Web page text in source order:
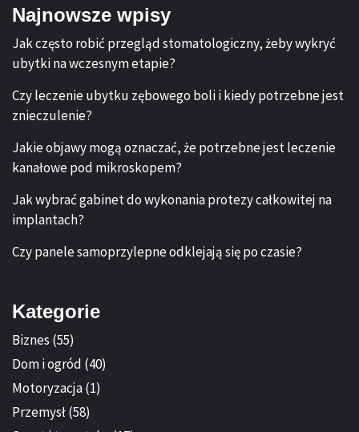
Najnowsze wpisy
Jak często robić przegląd stomatologiczny, żeby wykryć
ubytki na wczesnym etapie?
Czy leczenie ubytku zębowego boli i kiedy potrzebne jest
znieczulenie?
Jakie objawy mogą oznaczać, że potrzebne jest leczenie
kanałowe pod mikroskopem?
Jak wybrać gabinet do wykonania protezy całkowitej na
implantach?
Czy panele samoprzylepne odklejają się po czasie?
Kategorie
Biznes (55)
Dom i ogród (40)
Motoryzacja(1)
Przemysł(58)